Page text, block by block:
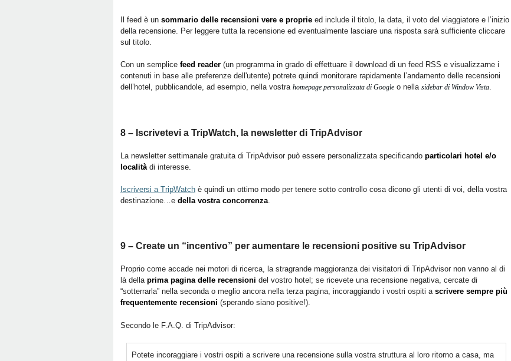
Il feed è un sommario delle recensioni vere e proprie ed include il titolo, la data, il voto del viaggiatore e l’inizio
della recensione. Per leggere tutta la recensione ed eventualmente lasciare una risposta sarà sufficiente cliccare
sul titolo.
Con un semplice feed reader (un programma in grado di effettuare il download di un feed RSS e visualizzarne i
contenuti in base alle preferenze dell'utente) potrete quindi monitorare rapidamente l’andamento delle recensioni
dell’hotel, pubblicandole, ad esempio, nella vostra homepage personalizzata di Google o nella sidebar di Window Vista.
8 – Iscrivetevi a TripWatch, la newsletter di TripAdvisor
La newsletter settimanale gratuita di TripAdvisor può essere personalizzata specificando particolari hotel e/o
localitàdi interesse.
Iscriversi a TripWatch è quindi un ottimo modo per tenere sotto controllo cosa dicono gli utenti di voi, della vostra
destinazione…e della vostra concorrenza.
9 – Create un “incentivo” per aumentare le recensioni positive su TripAdvisor
Proprio come accade nei motori di ricerca, la stragrande maggioranza dei visitatori di TripAdvisor non vanno al di
là della prima pagina delle recensioni del vostro hotel; se ricevete una recensione negativa, cercate di
“sotterrarla” nella seconda o meglio ancora nella terza pagina, incoraggiando i vostri ospiti a scrivere sempre più
frequentemente recensioni (sperando siano positive!).
Secondo le F.A.Q. di TripAdvisor:
Potete incoraggiare i vostri ospiti a scrivere una recensione sulla vostra struttura al loro ritorno a casa, ma